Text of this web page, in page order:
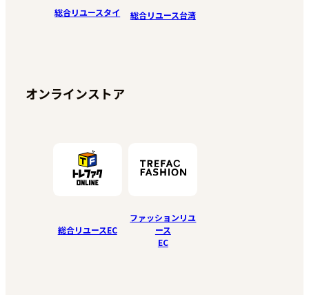
総合リユースタイ 総合リユース台湾
オンラインストア
総合リユースEC
ファッションリユ
ース
EC